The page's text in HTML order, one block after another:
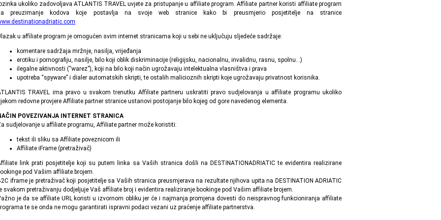
ukoliko zadovoljava ATLANTIS TRAVEL uvjete za pristupanje u affiliate program. Affiliate partner koristi affiliate program
preuzimanje kodova koje postavlja na svoje web stranice kako bi preusmjerio posjetitelje na stranice
u affiliate program je omogućen svim internet stranicama koji u sebi ne uključuju sljedeće sadržaje:
komentare sadržaja mržnje, nasilja, vrijeđanja
erotiku i pornografiju, nasilje, bilo koji oblik diskriminacije (religijsku, nacionalnu, invalidnu, rasnu, spolnu...)
ilegalne aktivnosti (“warez”), koji na bilo koji način ugrožavaju intelektualna vlasništva i prava
upotreba “spyware” i dialer automatskih skripti, te ostalih malicioznih skripti koje ugrožavaju privatnost korisnika.
TRAVEL ima pravo u svakom trenutku Affiliate partneru uskratiti pravo sudjelovanja u affiliate programu ukoliko
redovne provjere Affiliate partner stranice ustanovi postojanje bilo kojeg od gore navedenog elementa.
POVEZIVANJA INTERNET STRANICA
sudjelovanje u affiliate programu, Affiliate partner može koristiti:
tekst ili sliku sa Affiliate poveznicom ili
Affiliate iFrame (pretraživač)
link prati posjetitelje koji su putem linka sa Vaših stranica došli na DESTINATIONADRIATIC te evidentira realizirane
pod Vašim affiliate brojem.
iframe je pretraživač koji posjetitelje sa Vaših stranica preusmjerava na rezultate njihova upita na DESTINATION ADRIATIC
svakom pretraživanju dodjeljuje Vaš affiliate broj i evidentira realiziranje bookinge pod Vašim affiliate brojem.
je da se affiliate URL koristi u izvornom obliku jer će i najmanja promjena dovesti do neispravnog funkcioniranja affiliate
te se onda ne mogu garantirati ispravni podaci vezani uz praćenje affiliate partnerstva.